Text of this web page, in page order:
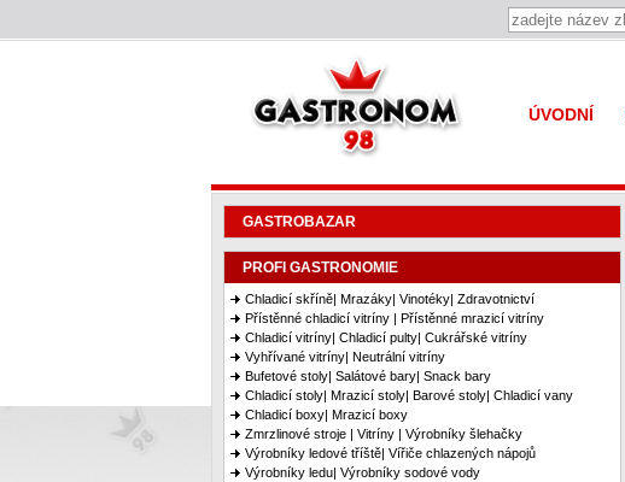
ÚVODNÍ
GASTROBAZAR
PROFI GASTRONOMIE
Chladicí skříně| Mrazáky| Vinotéky| Zdravotnictví
Přístěnné chladicí vitríny | Přístěnné mrazicí vitríny
Chladicí vitríny| Chladicí pulty| Cukrářské vitríny
Vyhřívané vitríny| Neutrální vitríny
Bufetové stoly| Salátové bary| Snack bary
Chladicí stoly| Mrazicí stoly| Barové stoly| Chladicí vany
Chladicí boxy| Mrazicí boxy
Zmrzlinové stroje | Vitríny | Výrobníky šlehačky
Výrobníky ledové tříště| Vířiče chlazených nápojů
Výrobníky ledu| Výrobníky sodové vody